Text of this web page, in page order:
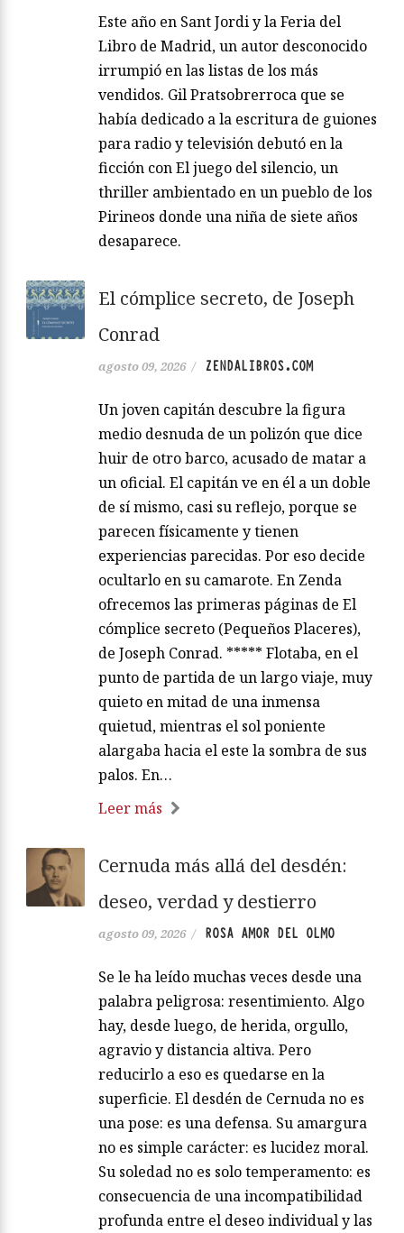
Este año en Sant Jordi y la Feria del
Libro de Madrid, un autor desconocido
irrumpió en las listas de los más
vendidos. Gil Pratsobrerroca que se
había dedicado a la escritura de guiones
para radio y televisión debutó en la
ficción con El juego del silencio, un
thriller ambientado en un pueblo de los
Pirineos donde una niña de siete años
desaparece.
El cómplice secreto, de Joseph
Conrad
agosto 09, 2026 / ZENDALIBROS.COM
Un joven capitán descubre la figura
medio desnuda de un polizón que dice
huir de otro barco, acusado de matar a
un oficial. El capitán ve en él a un doble
de sí mismo, casi su reflejo, porque se
parecen físicamente y tienen
experiencias parecidas. Por eso decide
ocultarlo en su camarote. En Zenda
ofrecemos las primeras páginas de El
cómplice secreto (Pequeños Placeres),
de Joseph Conrad. ***** Flotaba, en el
punto de partida de un largo viaje, muy
quieto en mitad de una inmensa
quietud, mientras el sol poniente
alargaba hacia el este la sombra de sus
palos. En…
Leer más
Cernuda más allá del desdén:
deseo, verdad y destierro
agosto 09, 2026 / ROSA AMOR DEL OLMO
Se le ha leído muchas veces desde una
palabra peligrosa: resentimiento. Algo
hay, desde luego, de herida, orgullo,
agravio y distancia altiva. Pero
reducirlo a eso es quedarse en la
superficie. El desdén de Cernuda no es
una pose: es una defensa. Su amargura
no es simple carácter: es lucidez moral.
Su soledad no es solo temperamento: es
consecuencia de una incompatibilidad
profunda entre el deseo individual y las